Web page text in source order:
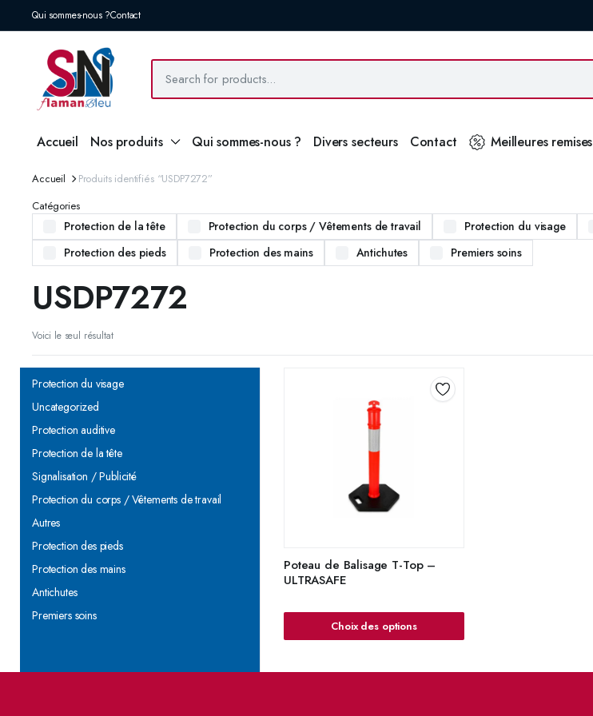
Qui sommes-nous ?Contact
Accueil Nos produits Qui sommes-nous ? Divers secteurs Contact Meilleures remises
Accueil
Produits identifiés “USDP7272”
Catégories
Protection de la tête Protection du corps / Vêtements de travail Protection du visage
Protection des pieds
Protection des mains Antichutes Premiers soins
USDP7272
Voici le seul résultat
Poteau de Balisage T-Top –
ULTRASAFE
Choix des options
Protection du visage
Uncategorized
Protection auditive
Protection de la tête
Signalisation / Publicité
Protection du corps / Vêtements de travail
Autres
Protection des pieds
Protection des mains
Antichutes
Premiers soins